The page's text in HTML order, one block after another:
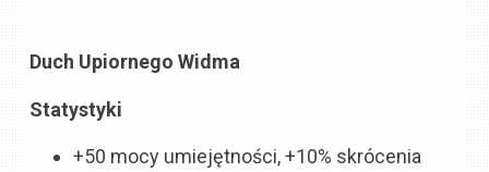
Duch Upiornego Widma
Statystyki
+50 mocy umiejętności, +10% skrócenia